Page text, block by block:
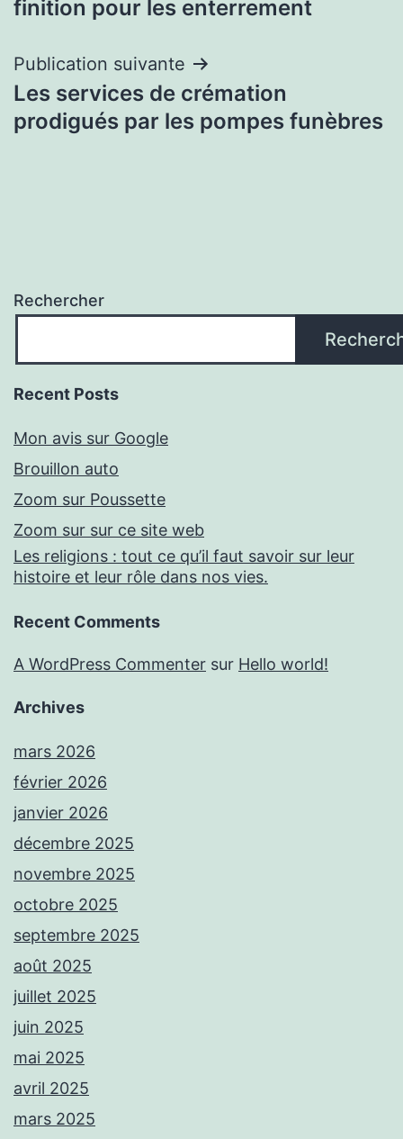
finition pour les enterrement
Publication suivante
Les services de crémation
prodigués par les pompes funèbres
Rechercher
Recent Posts
Mon avis sur Google
Brouillon auto
Zoom sur Poussette
Zoom sur sur ce site web
Les religions : tout ce qu’il faut savoir sur leur
histoire et leur rôle dans nos vies.
Recent Comments
A WordPress Commenter sur Hello world!
Archives
mars 2026
février 2026
janvier 2026
décembre 2025
novembre 2025
octobre 2025
septembre 2025
août 2025
juillet 2025
juin 2025
mai 2025
avril 2025
mars 2025